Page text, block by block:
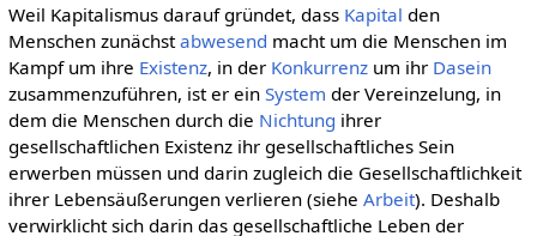
Weil Kapitalismus darauf gründet, dass Kapital den
Menschen zunächstabwesend macht um die Menschen im
Kampf um ihre Existenz, in der Konkurrenzum ihr Dasein
zusammenzuführen, ist er ein System der Vereinzelung, in
dem die Menschen durch die Nichtung ihrer
gesellschaftlichen Existenz ihr gesellschaftliches Sein
erwerben müssen und darin zugleich die Gesellschaftlichkeit
ihrer Lebensäußerungen verlieren (siehe Arbeit). Deshalb
verwirklicht sich darin das gesellschaftliche Leben der